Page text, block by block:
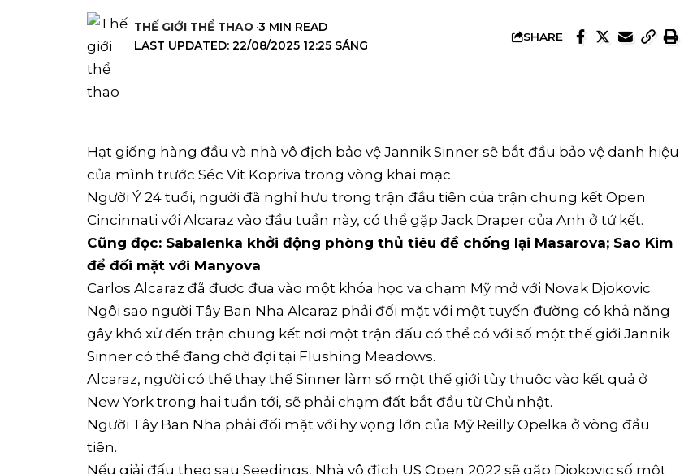
LAST UPDATED: 22/08/2025 12:25 SÁNG
THẾ GIỚI THỂ THAO 3 MIN READ
SHARE
Hạt giống hàng đầu và nhà vô địch bảo vệ Jannik Sinner sẽ bắt đầu bảo vệ danh hiệu
của mình trước Séc Vit Kopriva trong vòng khai mạc.
Người Ý 24 tuổi, người đã nghỉ hưu trong trận đầu tiên của trận chung kết Open
Cincinnati với Alcaraz vào đầu tuần này, có thể gặp Jack Draper của Anh ở tứ kết.
Cũng đọc: Sabalenka khởi động phòng thủ tiêu đề chống lại Masarova; Sao Kim
để đối mặt với Manyova
Carlos Alcaraz đã được đưa vào một khóa học va chạm Mỹ mở với Novak Djokovic.
Ngôi sao người Tây Ban Nha Alcaraz phải đối mặt với một tuyến đường có khả năng
gây khó xử đến trận chung kết nơi một trận đấu có thể có với số một thế giới Jannik
Sinner có thể đang chờ đợi tại Flushing Meadows.
Alcaraz, người có thể thay thế Sinner làm số một thế giới tùy thuộc vào kết quả ở
New York trong hai tuần tới, sẽ phải chạm đất bắt đầu từ Chủ nhật.
Người Tây Ban Nha phải đối mặt với hy vọng lớn của Mỹ Reilly Opelka ở vòng đầu
tiên.
Nếu giải đấu theo sau Seedings, Nhà vô địch US Open 2022 sẽ gặp Djokovic số một